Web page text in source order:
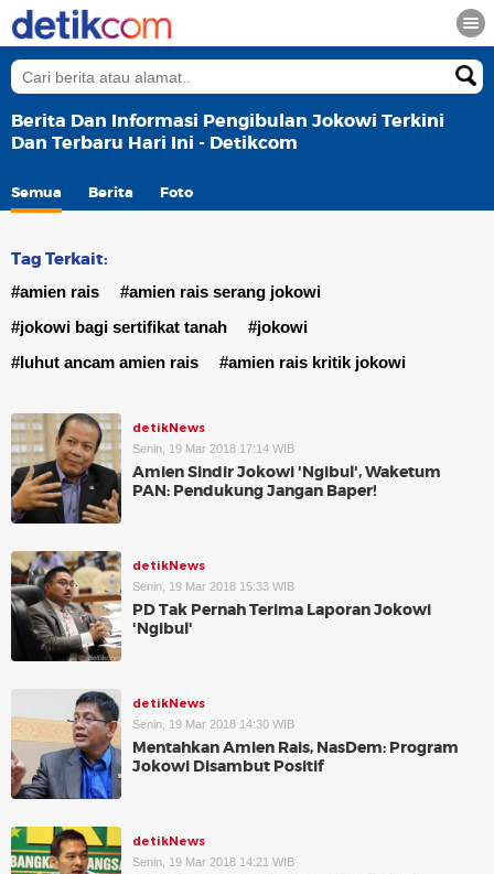
Berita Dan Informasi Pengibulan Jokowi Terkini
Dan Terbaru Hari Ini - Detikcom
Semua Berita Foto
Tag Terkait:
#amien rais
#amien rais serang jokowi
#jokowi bagi sertifikat tanah
#jokowi
#luhut ancam amien rais
#amien rais kritik jokowi
detikNews
Senin, 19 Mar 2018 17:14 WIB
Amien Sindir Jokowi 'Ngibul', Waketum
PAN: Pendukung Jangan Baper!
detikNews
Senin, 19 Mar 2018 15:33 WIB
PD Tak Pernah Terima Laporan Jokowi
'Ngibul'
detikNews
Senin, 19 Mar 2018 14:30 WIB
Mentahkan Amien Rais, NasDem: Program
Jokowi Disambut Positif
detikNews
Senin, 19 Mar 2018 14:21 WIB